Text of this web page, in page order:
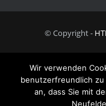
© Copyright -
Wir verwenden
benutzerfreundlich
an, dass Sie mit